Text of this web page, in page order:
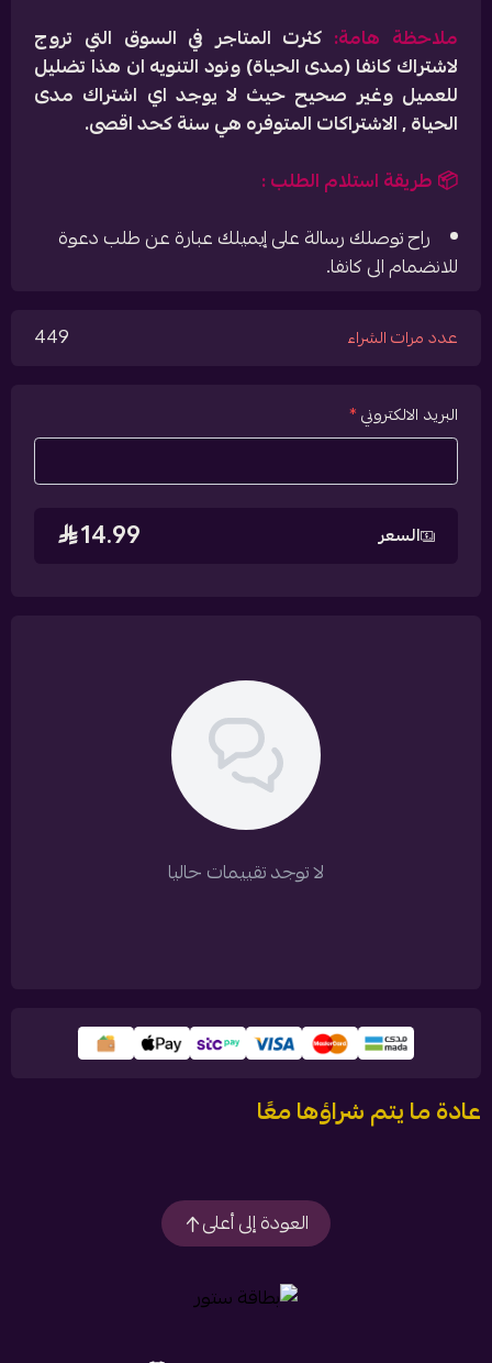
ملاحظة هامة: كثرت المتاجر في السوق التي تروج
لاشتراك كانفا (مدى الحياة) ونود التنويه ان هذا تضليل
للعميل وغير صحيح حيث لا يوجد اي اشتراك مدى
الحياة , الاشتراكات المتوفره هي سنة كحد اقصى.
📦 طريقة استلام الطلب :
راح توصلك رسالة على إيميلك عبارة عن طلب دعوة
للانضمام الى كانفا.
عدد مرات الشراء 449
البريد الالكتروني*
السعر 14.99
لا توجد تقييمات حاليا
عادة ما يتم شراؤها معًا
العودة إلى أعلى